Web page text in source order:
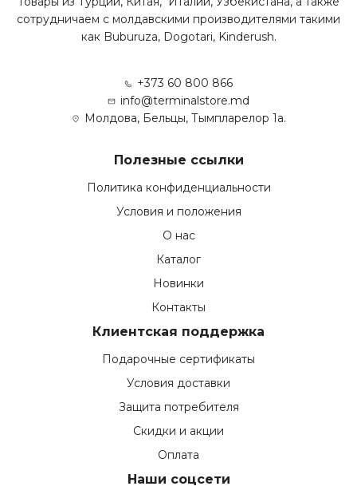
сотрудничаем с молдавскими производителями такими
как Buburuza, Dogotari, Kinderush.
+373 60 800 866
info@terminalstore.md
Молдова, Бельцы, Тымпларелор 1а.
Полезные ссылки
Политика конфиденциальности
Условия и положения
О нас
Каталог
Новинки
Контакты
Клиентская поддержка
Подарочные сертификаты
Условия доставки
Защита потребителя
Скидки и акции
Оплата
Наши соцсети